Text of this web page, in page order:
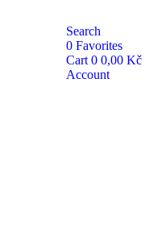
Search
0 Favorites
Cart 0 0,00 Kč
Account